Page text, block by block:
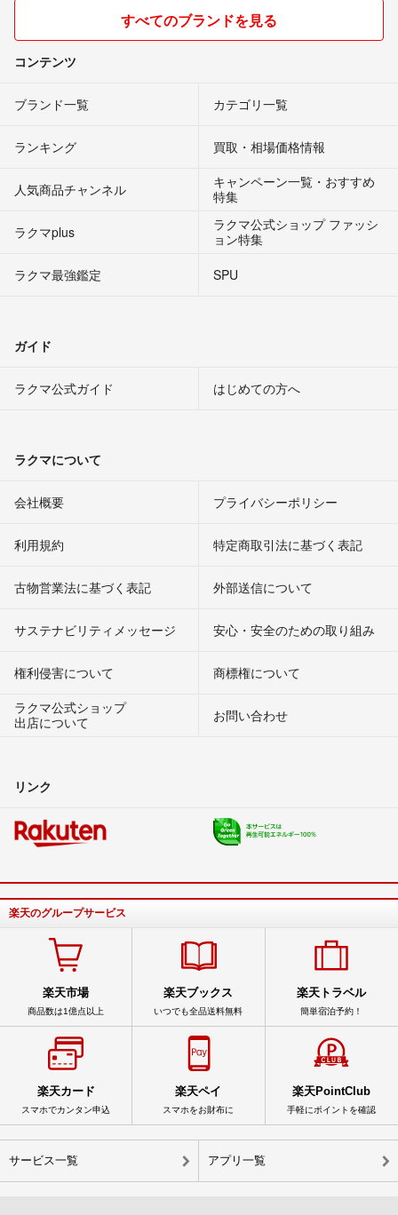
すべてのブランドを見る
コンテンツ
ブランド一覧 カテゴリ一覧
ランキング 買取・相場価格情報
人気商品チャンネル
キャンペーン一覧・おすすめ
特集
ラクマplus
ラクマ公式ショップ ファッシ
ョン特集
ラクマ最強鑑定
SPU
ガイド
ラクマ公式ガイド はじめての方へ
ラクマについて
会社概要 プライバシーポリシー
利用規約 特定商取引法に基づく表記
古物営業法に基づく表記 外部送信について
サステナビリティメッセージ 安心・安全のための取り組み
権利侵害について
商標権について
ラクマ公式ショップ
出店について
お問い合わせ
リンク
楽天のグループサービス
楽天市場
商品数は1億点以上
楽天ブックス
いつでも全品送料無料
楽天トラベル
簡単宿泊予約！
楽天カード
スマホでカンタン申込
楽天ペイ
スマホをお財布に
楽天PointClub
手軽にポイントを確認
サービス一覧 アプリ一覧